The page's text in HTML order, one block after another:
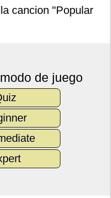
cancion "Popular
de juego